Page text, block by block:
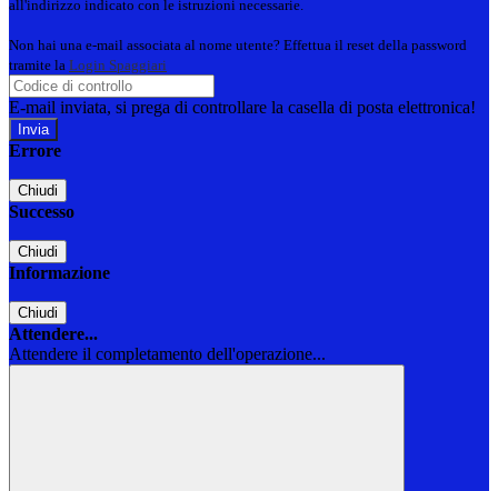
all'indirizzo indicato con le istruzioni necessarie.
Non hai una e-mail associata al nome utente? Effettua il reset della password
tramite la Login Spaggiari
E-mail inviata, si prega di controllare la casella di posta elettronica!
Errore
Chiudi
Successo
Chiudi
Informazione
Chiudi
Attendere...
Attendere il completamento dell'operazione...